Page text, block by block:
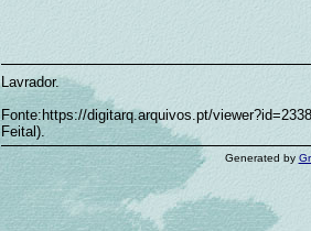
Lavrador.
Fonte:https://digitarq.arquivos.pt/
Feital).
Generated by